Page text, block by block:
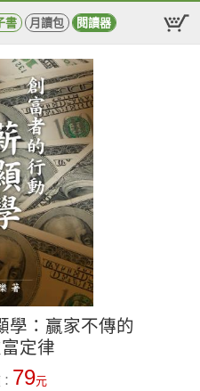
書 月讀包 閱讀器
學：贏家不傳的
定律
79元